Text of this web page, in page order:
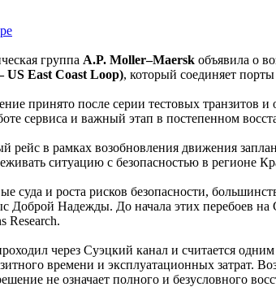
группа A.P. Moller–Maersk объявила о
East Coast Loop), который соединяет порты
принято после серии тестовых транзитов
сервиса и важный этап в постепенном
в рамках возобновления движения
ситуацию с безопасностью в регионе
суда и роста рисков безопасности,
Доброй Надежды. До начала этих перебоев на
Research.
через Суэцкий канал и считается
времени и эксплуатационных затрат.
не означает полного и безусловного